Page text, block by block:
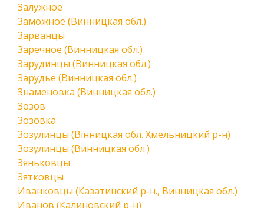
Залужное
Заможное (Винницкая обл.)
Зарванцы
Заречное (Винницкая обл.)
Зарудинцы (Винницкая обл.)
Зарудье (Винницкая обл.)
Знаменовка (Винницкая обл.)
Зозов
Зозовка
Зозулинцы (Вінницкая обл. Хмельницкий р-н)
Зозулинцы (Винницкая обл.)
Зяньковцы
Зятковцы
Иванковцы (Казатинский р-н., Винницкая обл.)
Иванов (Калиновский р-н)